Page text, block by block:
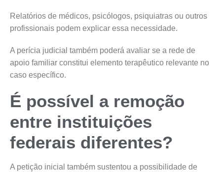
Relatórios de médicos, psicólogos, psiquiatras ou outros
profissionais podem explicar essa necessidade.
A perícia judicial também poderá avaliar se a rede de
apoio familiar constitui elemento terapêutico relevante no
caso específico.
É possível a remoção
entre instituições
federais diferentes?
A petição inicial também sustentou a possibilidade de